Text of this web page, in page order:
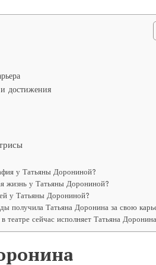
достижения
у Татьяны Дорониной?
жизнь у Татьяны Дорониной?
у Татьяны Дорониной?
получила Татьяна Доронина за свою
театре сейчас исполняет Татьяна